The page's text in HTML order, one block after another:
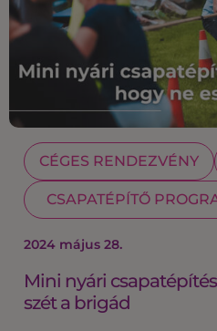
CÉGES RENDEZVÉNY
CSAPATÉPÍTŐ
2024 május 28.
Mini nyári
szét a brigád